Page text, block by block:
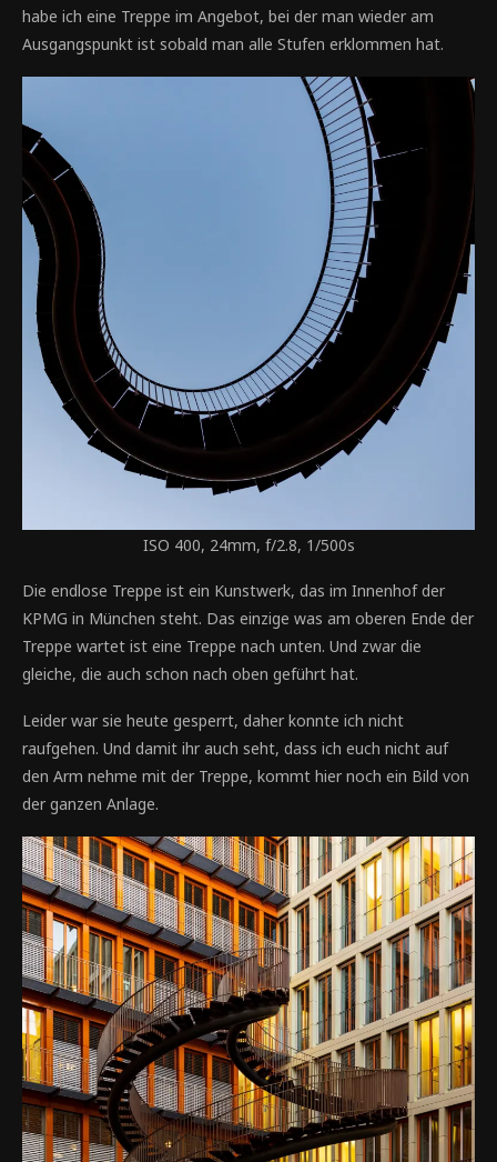
habe ich eine Treppe im Angebot, bei der man wieder am
Ausgangspunkt ist sobald man alle Stufen erklommen hat.
ISO 400, 24mm, f/2.8, 1/500s
Die endlose Treppe ist ein Kunstwerk, das im Innenhof der
KPMG in München steht. Das einzige was am oberen Ende der
Treppe wartet ist eine Treppe nach unten. Und zwar die
gleiche, die auch schon nach oben geführt hat.
Leider war sie heute gesperrt, daher konnte ich nicht
raufgehen. Und damit ihr auch seht, dass ich euch nicht auf
den Arm nehme mit der Treppe, kommt hier noch ein Bild von
der ganzen Anlage.